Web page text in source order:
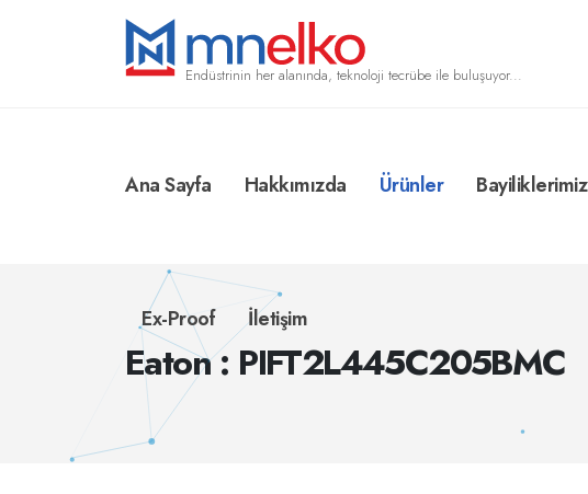
Endüstrinin her alanında, teknoloji tecrübe ile buluşuyor...
Ana Sayfa Hakkımızda Ürünler Bayiliklerimiz
Ex-Proof İletişim
Eaton : PIFT2L445C205BMC